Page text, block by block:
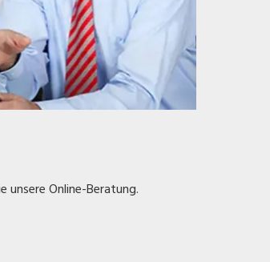
unsere Online-Beratung.